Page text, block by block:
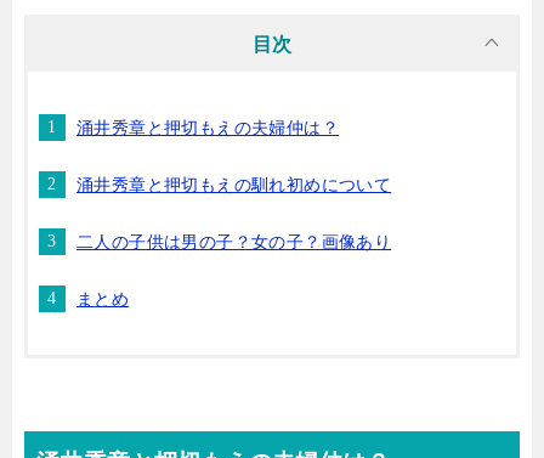
目次
涌井秀章と押切もえの夫婦仲は？
涌井秀章と押切もえの馴れ初めについて
二人の子供は男の子？女の子？画像あり
まとめ